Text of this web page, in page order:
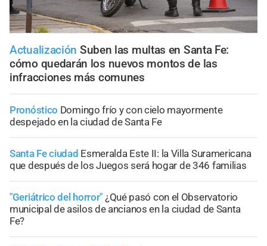
Actualización Suben las multas en Santa Fe:
cómo quedarán los nuevos montos de las
infracciones más comunes
Pronóstico Domingo frío y con cielo mayormente
despejado en la ciudad de Santa Fe
Santa Fe ciudad Esmeralda Este II: la Villa Suramericana
que después de los Juegos será hogar de 346 familias
"Geriátrico del horror" ¿Qué pasó con el Observatorio
municipal de asilos de ancianos en la ciudad de Santa
Fe?